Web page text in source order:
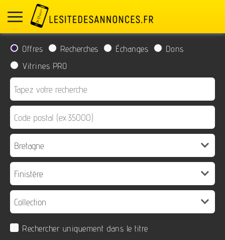
Offres Recherches Échanges
Dons
Vitrines PRO
Rechercher uniquement dans le titre